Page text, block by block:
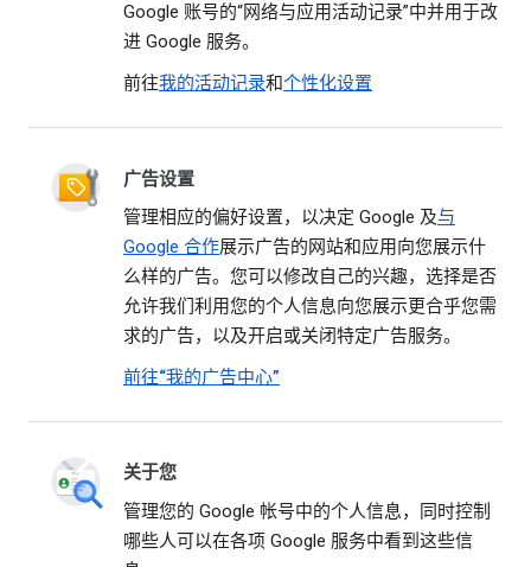
Google 账号的“网络与应用活动记录”中并用于改
进 Google 服务。
前往我的活动记录和个性化设置
广告设置
管理相应的偏好设置，以决定 Google 及与
Google 合作展示广告的网站和应用向您展示什
么样的广告。您可以修改自己的兴趣，选择是否
允许我们利用您的个人信息向您展示更合乎您需
求的广告，以及开启或关闭特定广告服务。
前往“我的广告中心”
关于您
管理您的 Google 帐号中的个人信息，同时控制
哪些人可以在各项 Google 服务中看到这些信